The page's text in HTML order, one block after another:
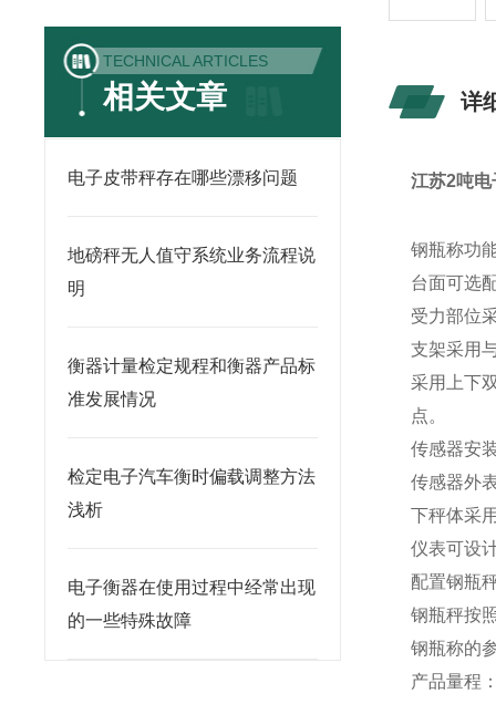
TECHNICAL ARTICLES
相关文章
电子皮带秤存在哪些漂移问题
地磅秤无人值守系统业务流程说
明
衡器计量检定规程和衡器产品标
准发展情况
检定电子汽车衡时偏载调整方法
浅析
电子衡器在使用过程中经常出现
的一些特殊故障
详
江苏2吨
钢瓶称功
台面可选
受力部位
支架采用
采用上下
点。
传感器安
传感器外
下秤体采
仪表可设
配置钢瓶
钢瓶秤按
钢瓶称的
产品量程